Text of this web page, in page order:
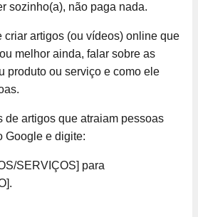
sozinho(a), não paga nada.
criar artigos (ou vídeos) online que
melhor ainda, falar sobre as
produto ou serviço e como ele
de artigos que atraiam pessoas
Google e digite:
SERVIÇOS] para